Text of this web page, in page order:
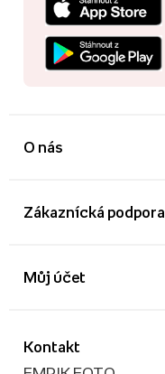
O nás
Zákaznícká podpora
Kontakt
Můj účet